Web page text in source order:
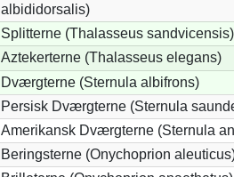
albididorsalis)
Splitterne (Thalasseus sandvicensis)
Aztekerterne (Thalasseus elegans)
Dværgterne (Sternula albifrons)
Persisk Dværgterne (Sternula
Amerikansk Dværgterne (Sternula
Beringsterne (Onychoprion